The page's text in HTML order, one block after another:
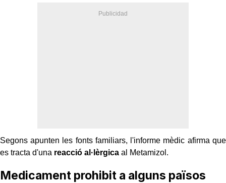
Segons apunten les fonts familiars, l'informe mèdic afirma que
es tracta d'una reacció al·lèrgica al Metamizol.
Medicament prohibit a alguns països